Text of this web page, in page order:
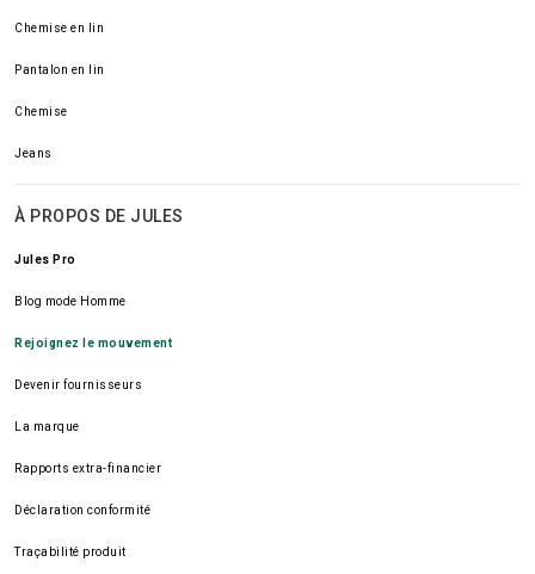
Chemise en lin
Pantalon en lin
Chemise
Jeans
À PROPOS DE JULES
Jules Pro
Blog mode Homme
Rejoignez le mouvement
Devenir fournisseurs
La marque
Rapports extra-financier
Déclaration conformité
Traçabilité produit